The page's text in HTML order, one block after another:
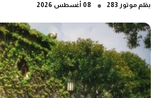
بقلم موتور 283 ● 08 أغسطس 2026